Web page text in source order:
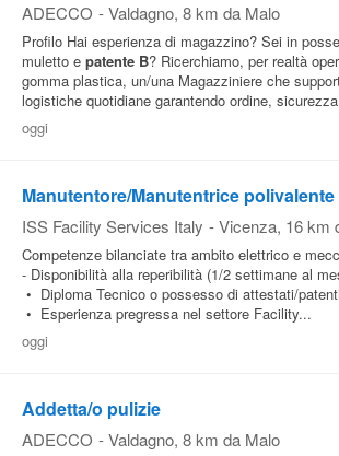
ADECCO - Valdagno, 8 km da Malo
Profilo Hai esperienza di magazzino? Sei in
muletto e patente B? Ricerchiamo, per realtà
gomma plastica, un/una Magazziniere che
logistiche quotidiane garantendo ordine,
oggi
Manutentore/Manutentrice
ISS Facility Services Italy - Vicenza, 16 km
Competenze bilanciate tra ambito elettrico e
- Disponibilità alla reperibilità (1/2 settimane al
• Diploma Tecnico o possesso di attestati/
• Esperienza pregressa nel settore Facility...
oggi
Addetta/o pulizie
ADECCO - Valdagno, 8 km da Malo